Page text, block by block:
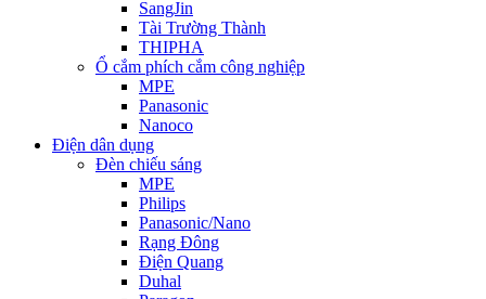
SangJin
Tài Trường Thành
THIPHA
Ổ cắm phích cắm công nghiệp
MPE
Panasonic
Nanoco
Điện dân dụng
Đèn chiếu sáng
MPE
Philips
Panasonic/Nano
Rạng Đông
Điện Quang
Duhal